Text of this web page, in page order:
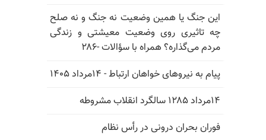
این جنگ یا همین وضعیت نه جنگ و نه صلح
چه تاثیری روی وضعیت معیشتی و زندگی
مردم می‌گذاره؟ همراه با سؤالات -۲۸۶
پیام به نیروهای خواهان ارتباط - ۱۴مرداد ۱۴۰۵
۱۴مرداد ۱۲۸۵ سالگرد انقلاب مشروطه
فوران بحران درونی در رأس نظام